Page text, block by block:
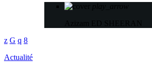
play_arrow
Azizam
ED SHEERAN
Actualité